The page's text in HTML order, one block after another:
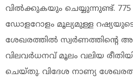
വിൽക്കുകയും ചെയ്യുന്നുണ്ട്.
ഡോളറോളം മൂല്യമുള്ള റഷ്യയുടെ
ശേഖരത്തിൽ സ്വർണത്തിന്റെ
വിലവർധനവ് മൂലം വലിയ
ചെയ്തു. വിദേശ നാണ്യ